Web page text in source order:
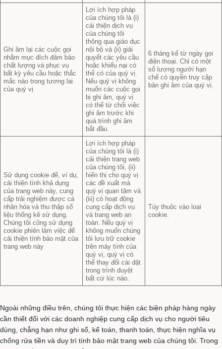
Ghi âm lại các cuộc gọi
nhằm mục đích đảm bảo
chất lượng và phục vụ
bất kỳ yêu cầu hoặc thắc
mắc nào trong tương lai
của quý vị.
Lợi ích hợp pháp
của chúng tôi là (i)
cải thiện dịch vụ
của chúng tôi
thông qua giáo dục
nội bộ và (ii) giải
quyết các yêu cầu
hoặc khiếu nại có
thể có của quý vị.
Nếu quý vị không
muốn các cuộc gọi
bị ghi âm, quý vị
có thể từ chối việc
ghi âm trước khi
quá trình ghi âm
bắt đầu.
6 tháng kể từ ngày gọi
điện thoại. Chỉ có một
số lượng người hạn
chế có quyền truy cập
bản ghi âm của quý vị.
Sử dụng cookie để, ví dụ,
cải thiện tính khả dụng
của trang web này, cung
cấp trải nghiệm được cá
nhân hóa và thu thập số
liệu thống kê sử dụng.
Chúng tôi cũng sử dụng
cookie phiên làm việc để
cải thiện tính bảo mật của
trang web này
Lợi ích hợp pháp
của chúng tôi là (i)
cải thiện trang web
của chúng tôi, (ii)
hiển thị cho quý vị
các đề xuất mà
quý vị quan tâm và
(iii) có hoạt động
cung cấp dịch vụ
và trang web an
toàn. Nếu quý vị
không muốn chúng
tôi lưu trữ cookie
trên máy tính của
quý vị, quý vị có
thể thay đổi cài đặt
trong trình duyệt
bất cứ lúc nào.
Tùy thuộc vào loại
cookie.
Ngoài những điều trên, chúng tôi thực hiện các biện pháp hàng ngày
cần thiết đối với các doanh nghiệp cung cấp dịch vụ cho người tiêu
dùng, chẳng hạn như ghi sổ, kế toán, thanh toán, thực hiện nghĩa vụ
chống rửa tiền và duy trì tính bảo mật trang web của chúng tôi. Trong